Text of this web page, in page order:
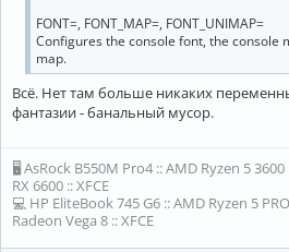
FONT=, FONT_MAP=, FONT_UNIMAP=
Configures the console font, the console
map.
Всё. Нет там больше никаких
фантазии - банальный мусор.
🖥 AsRock B550M Pro4 :: AMD Ryzen 5
RX 6600 :: XFCE
💻 HP EliteBook 745 G6 :: AMD Ryzen 5
Radeon Vega 8 :: XFCE